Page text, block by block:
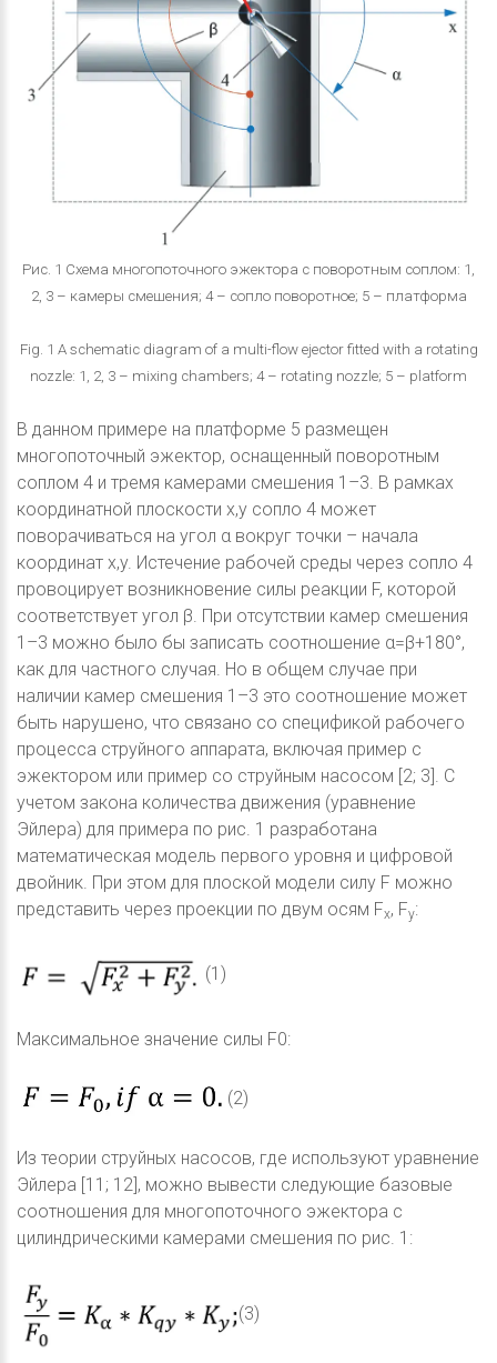
Рис. 1 Схема многопоточного эжектора с поворотным соплом: 1,
2, 3 – камеры смешения; 4 – сопло поворотное; 5 – платформа
Fig. 1 A schematic diagram of a multi-flow ejector fitted with a rotating
nozzle: 1, 2, 3 – mixing chambers; 4 – rotating nozzle; 5 – platform
В данном примере на платформе 5 размещен
многопоточный эжектор, оснащенный поворотным
соплом 4 и тремя камерами смешения 1–3. В рамках
координатной плоскости x,y сопло 4 может
поворачиваться на угол α вокруг точки – начала
координат x,y. Истечение рабочей среды через сопло 4
провоцирует возникновение силы реакции F, которой
соответствует угол β. При отсутствии камер смешения
1–3 можно было бы записать соотношение α=β+180°,
как для частного случая. Но в общем случае при
наличии камер смешения 1–3 это соотношение может
быть нарушено, что связано со спецификой рабочего
процесса струйного аппарата, включая пример с
эжектором или пример со струйным насосом [2; 3]. С
учетом закона количества движения (уравнение
Эйлера) для примера по рис. 1 разработана
математическая модель первого уровня и цифровой
двойник. При этом для плоской модели силу F можно
представить через проекции по двум осям Fx, Fy:
(1)
Максимальное значение силы F0:
(2)
Из теории струйных насосов, где используют уравнение
Эйлера [11; 12], можно вывести следующие базовые
соотношения для многопоточного эжектора с
цилиндрическими камерами смешения по рис. 1:
(3)